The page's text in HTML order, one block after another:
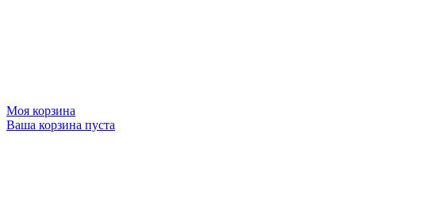
Моя корзина
Ваша корзина пуста